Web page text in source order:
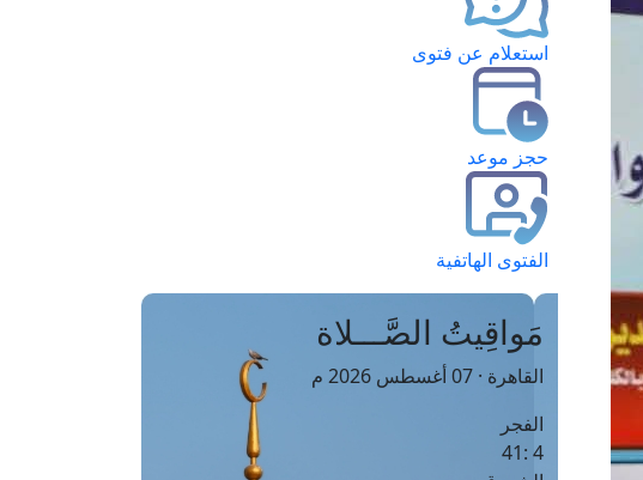
استعلام عن فتوى
حجز موعد
الفتوى الهاتفية
مَواقِيتُ الصَّـــلاة
القاهرة · 07 أغسطس 2026 م
الفجر
4 :41